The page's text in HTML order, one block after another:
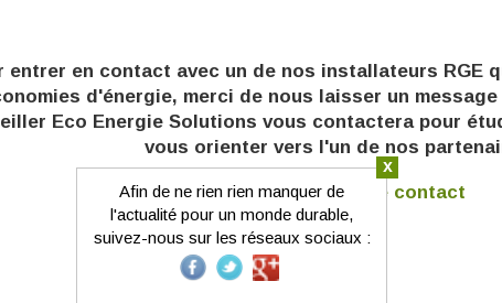
entrer en contact avec un de nos installateurs RGE
d'énergie, merci de nous laisser un
Eco Energie Solutions vous contactera pour
vous orienter vers l'un de nos
Accèder à la page contact
x
Afin de ne rien rien manquer de
l'actualité pour un monde durable,
suivez-nous sur les réseaux sociaux :